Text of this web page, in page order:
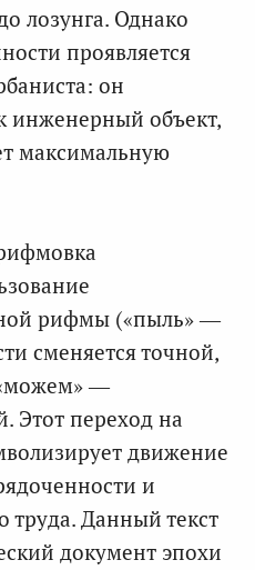
лозунга. Однако
проявляется
он
инженерный объект,
максимальную
рифмы («пыль» —
сменяется точной,
—
Этот переход на
движение
и
труда. Данный текст
документ эпохи